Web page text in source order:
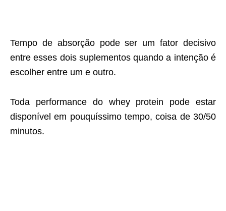
Tempo de absorção pode ser um fator decisivo
entre esses dois suplementos quando a intenção é
escolher entre um e outro.
Toda performance do whey protein pode estar
disponível em pouquíssimo tempo, coisa de 30/50
minutos.